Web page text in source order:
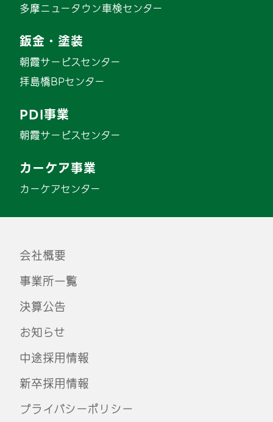
多摩ニュータウン車検センター
鈑金・塗装
朝霞サービスセンター
拝島橋BPセンター
PDI事業
朝霞サービスセンター
カーケア事業
カーケアセンター
会社概要
事業所一覧
決算公告
お知らせ
中途採用情報
新卒採用情報
プライバシーポリシー